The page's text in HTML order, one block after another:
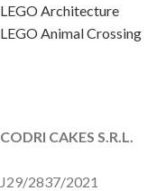
LEGO Architecture
LEGO Animal Crossing
CODRI CAKES S.R.L.
J29/2837/2021